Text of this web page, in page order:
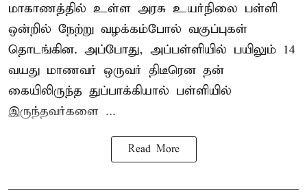
மாகாணத்தில் உள்ள அரசு உயர்நிலை பள்ளி
ஒன்றில் நேற்று வழக்கம்போல் வகுப்புகள்
தொடங்கின. அப்போது, அப்பள்ளியில் பயிலும் 14
வயது மாணவர் ஒருவர் திடீரென தன்
கையிலிருந்த துப்பாக்கியால் பள்ளியில்
இருந்தவர்களை ...
Read More